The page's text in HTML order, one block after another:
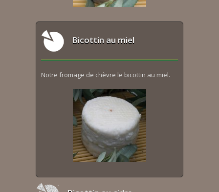
Bicottin au miel
Notre fromage de chèvre le bicottin au miel.